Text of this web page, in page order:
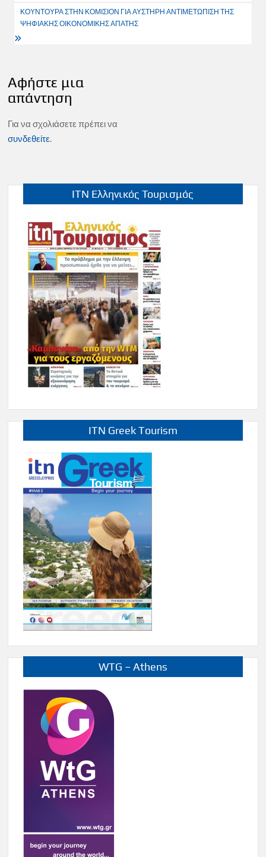
ΚΟΥΝΤΟΥΡΑ ΣΤΗΝ ΚΟΜΙΣΙΟΝ ΓΙΑ ΑΥΣΤΗΡΗ ΑΝΤΙΜΕΤΩΠΙΣΗ ΤΗΣ
ΨΗΦΙΑΚΗΣ ΟΙΚΟΝΟΜΙΚΗΣ ΑΠΑΤΗΣ
Αφήστε μια
απάντηση
Για να σχολιάσετε πρέπει να
συνδεθείτε.
ITN Ελληνικός Τουρισμός
ITN Greek Tourism
WTG – Athens